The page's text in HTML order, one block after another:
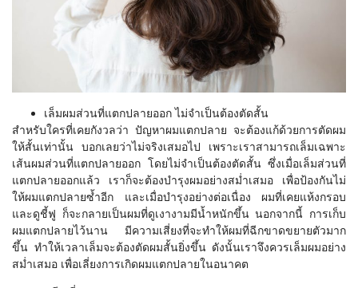
เล็มผมส่วนที่แตกปลายออก ไม่จำเป็นต้องตัดสั้น
สำหรับใครที่เคยกังวลว่า ปัญหาผมแตกปลาย จะต้องแก้ด้วยการตัดผม
ให้สั้นเท่านั้น บอกเลยว่าไม่จริงเสมอไป เพราะเราสามารถเล็มเฉพาะ
เส้นผมส่วนที่แตกปลายออก โดยไม่จำเป็นต้องตัดสั้น ซึ่งเมื่อเล็มส่วนที่
แตกปลายออกแล้ว เราก็จะต้องบำรุงผมอย่างสม่ำเสมอ เพื่อป้องกันไม่
ให้ผมแตกปลายซ้ำอีก และเมื่อบำรุงอย่างต่อเนื่อง ผมที่เคยแห้งกรอบ
และดูชี้ฟู ก็จะกลายเป็นผมที่ดูเงางามมีน้ำหนักขึ้น นอกจากนี้ การเก็บ
ผมแตกปลายไว้นาน มีความเสี่ยงที่จะทำให้ผมที่ฉีกขาดขยายตัวมาก
ขึ้น ทำให้เวลาเล็มจะต้องตัดผมสั้นยิ่งขึ้น ดังนั้นเราจึงควรเล็มผมอย่าง
สม่ำเสมอ เพื่อเลี่ยงการเกิดผมแตกปลายในอนาคต